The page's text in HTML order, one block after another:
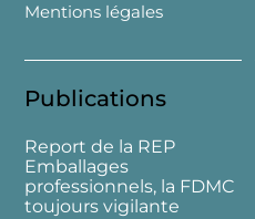
Mentions légales
Publications
Report de la REP
Emballages
professionnels, la FDMC
toujours vigilante